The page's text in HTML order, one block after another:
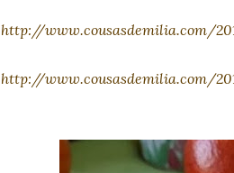
http://www.cousasdemilia.com/
http://www.cousasdemilia.com/